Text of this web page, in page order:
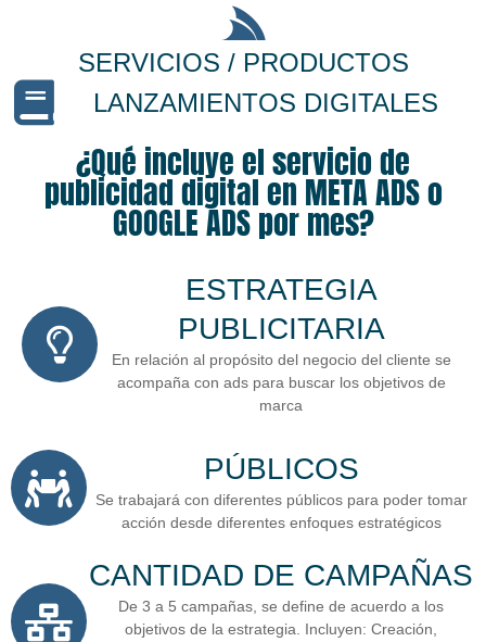
SERVICIOS / PRODUCTOS
LANZAMIENTOS DIGITALES
¿Qué incluye el servicio de
publicidad digital en META ADS o
GOOGLE ADS por mes?
ESTRATEGIA
PUBLICITARIA
En relación al propósito del negocio del cliente se
acompaña con ads para buscar los objetivos de
marca
PÚBLICOS
Se trabajará con diferentes públicos para poder tomar
acción desde diferentes enfoques estratégicos
CANTIDAD DE CAMPAÑAS
De 3 a 5 campañas, se define de acuerdo a los
objetivos de la estrategia. Incluyen: Creación,